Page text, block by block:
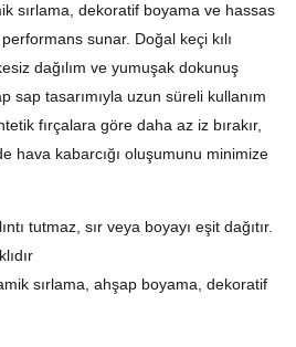
sırlama, dekoratif boyama ve hassas
sunar. Doğal keçi kılı
dağılım ve yumuşak dokunuş
sap tasarımıyla uzun süreli kullanım
fırçalara göre daha az iz bırakır,
hava kabarcığı oluşumunu minimize
tutmaz, sır veya boyayı eşit dağıtır.
sırlama, ahşap boyama, dekoratif